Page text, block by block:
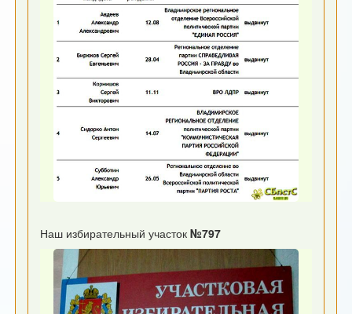
Наш избирательный участок №797